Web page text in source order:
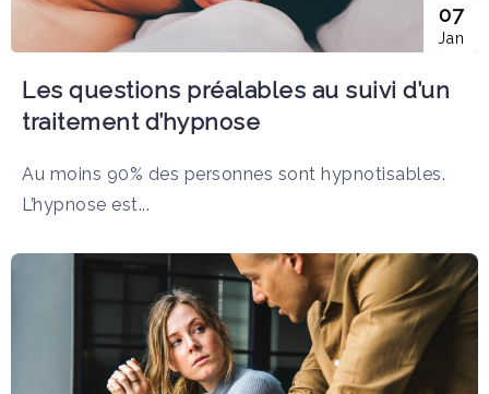
07
Jan
Les questions préalables au suivi d’un
traitement d’hypnose
Au moins 90% des personnes sont hypnotisables.
L’hypnose est...